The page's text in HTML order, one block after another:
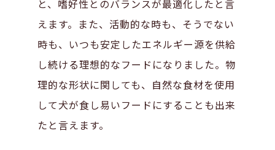
と、嗜好性とのバランスが最適化したと言
えます。また、活動的な時も、そうでない
時も、いつも安定したエネルギー源を供給
し続ける理想的なフードになりました。物
理的な形状に関しても、自然な食材を使用
して犬が食し易いフードにすることも出来
たと言えます。